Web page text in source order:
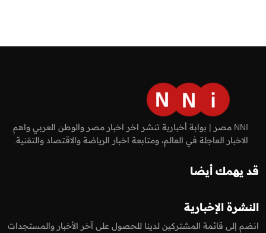
NNI مصر | بوابة أخبارية تنشر اخر اخبار مصر والوطن العربي واهم
الاخبار العاجلة في العالم، ومتابعة اخبار الرياضة والاقتصاد والتقنية.
قد يهمك أيضا
النشرة الإخبارية
انضم إلى قائمة المشتركين لدينا للحصول على آخر الأخبار والمستجدات